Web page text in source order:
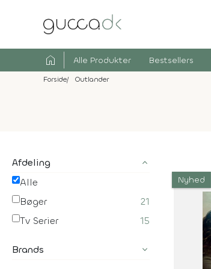
home Alle Produkter Bestsellers
Forside Outlander
Afdeling
Alle
Bøger
21
Tv Serier
15
Brands
Nyhed